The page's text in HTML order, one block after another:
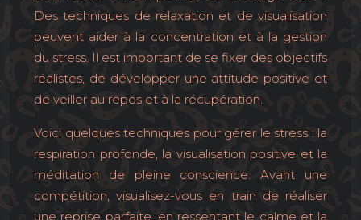
Des techniques de relaxation et de visualisation
peuvent aider à la concentration et à la gestion
du stress. Il est important de se fixer des objectifs
réalistes, de développer une attitude positive et
de veiller au repos et à la récupération.
Voici quelques techniques pour gérer le stress : la
respiration profonde, la visualisation positive et la
méditation de pleine conscience. Avant une
compétition, visualisez-vous en train de réaliser
une reprise parfaite, en ressentant le calme et la